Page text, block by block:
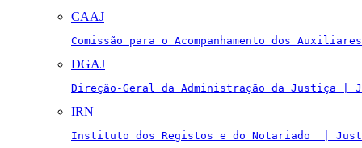
CAAJ
Comissão para o Acompanhamento dos
DGAJ
Direção-Geral da Administração da Justiça |
IRN
Instituto dos Registos e do Notariado  |